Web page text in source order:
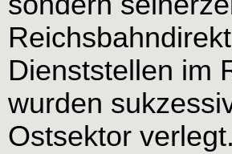
Dienststellen im
wurden
Ostsektor verlegt.